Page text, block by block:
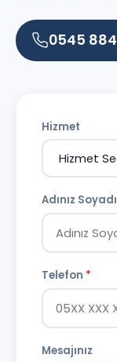
0545
Hizmet
Adınız
Telefon *
Mesajınız